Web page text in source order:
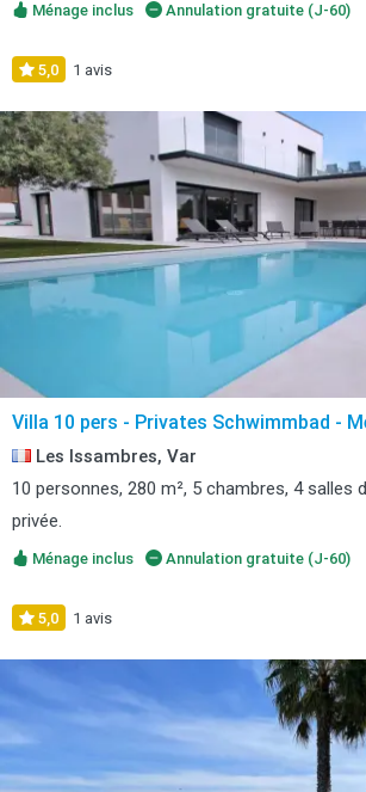
Ménage inclus Annulation gratuite (J-60)
5,0 1 avis
Villa 10 pers - Privates Schwimmbad -
Les Issambres, Var
10 personnes, 280 m², 5 chambres, 4 salles
privée.
Ménage inclus Annulation gratuite (J-60)
5,0 1 avis